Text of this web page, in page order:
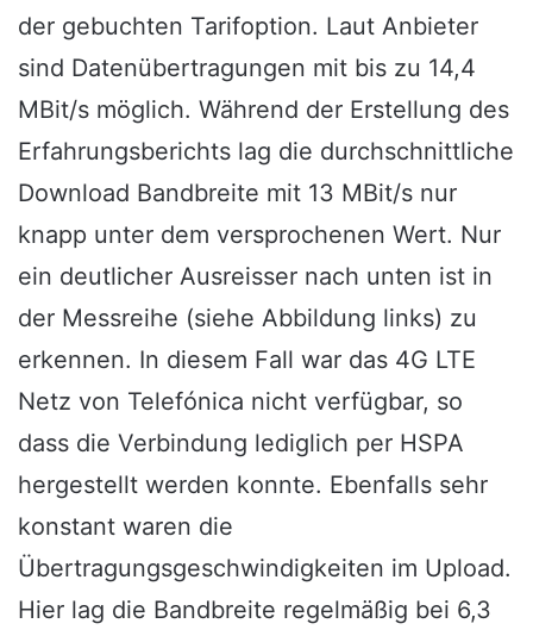
der gebuchten Tarifoption. Laut Anbieter
sind Datenübertragungen mit bis zu 14,4
MBit/s möglich. Während der Erstellung des
Erfahrungsberichts lag die durchschnittliche
Download Bandbreite mit 13 MBit/s nur
knapp unter dem versprochenen Wert. Nur
ein deutlicher Ausreisser nach unten ist in
der Messreihe (siehe Abbildung links) zu
erkennen. In diesem Fall war das 4G LTE
Netz von Telefónica nicht verfügbar, so
dass die Verbindung lediglich per HSPA
hergestellt werden konnte. Ebenfalls sehr
konstant waren die
Übertragungsgeschwindigkeiten im Upload.
Hier lag die Bandbreite regelmäßig bei 6,3